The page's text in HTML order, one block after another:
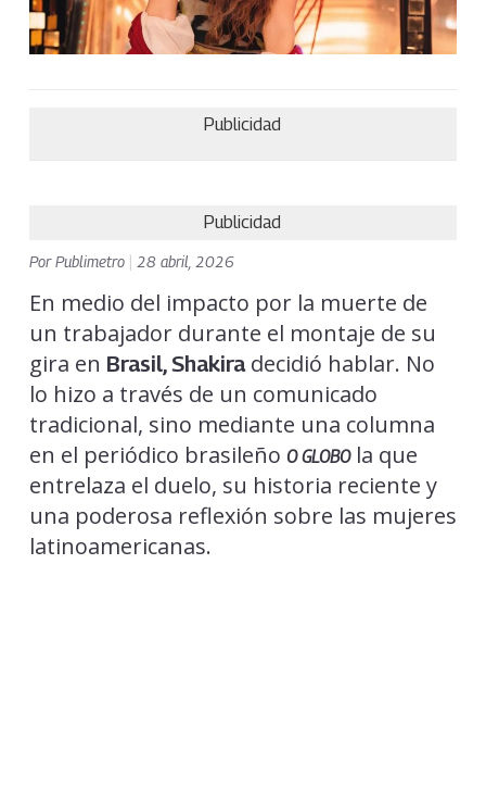
Publicidad
Publicidad
PorPublimetro 28 abril, 2026
En medio del impacto por la muerte de
un trabajador durante el montaje de su
gira en Brasil, Shakiradecidió hablar. No
lo hizo a través de un comunicado
tradicional, sino mediante una columna
en el periódico brasileño O GLOBOla que
entrelaza el duelo, su historia reciente y
una poderosa reflexión sobre las mujeres
latinoamericanas.